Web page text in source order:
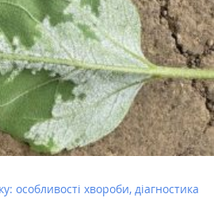
особливості хвороби, діагностика